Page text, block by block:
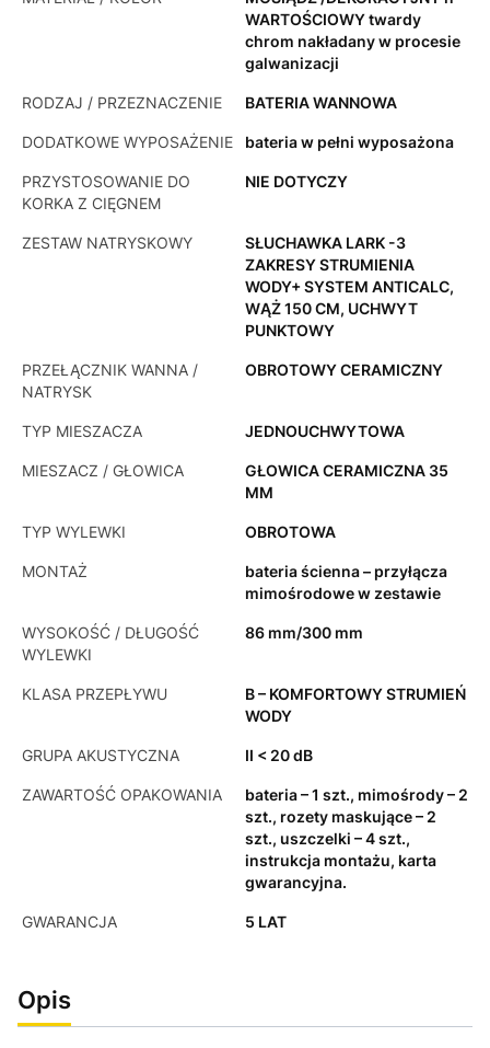
WARTOŚCIOWY twardy
chrom nakładany w procesie
galwanizacji
RODZAJ / PRZEZNACZENIE BATERIA WANNOWA
DODATKOWE WYPOSAŻENIE bateria w pełni wyposażona
PRZYSTOSOWANIE DO
KORKA Z CIĘGNEM
NIE DOTYCZY
ZESTAW NATRYSKOWY
SŁUCHAWKA LARK -3
ZAKRESY STRUMIENIA
WODY+ SYSTEM ANTICALC,
WĄŻ 150 CM, UCHWYT
PUNKTOWY
PRZEŁĄCZNIK WANNA /
NATRYSK
OBROTOWY CERAMICZNY
TYP MIESZACZA JEDNOUCHWYTOWA
MIESZACZ / GŁOWICA
GŁOWICA CERAMICZNA 35
MM
TYP WYLEWKI OBROTOWA
MONTAŻ
bateria ścienna – przyłącza
mimośrodowe w zestawie
WYSOKOŚĆ / DŁUGOŚĆ
WYLEWKI
86 mm/300 mm
KLASA PRZEPŁYWU
B – KOMFORTOWY STRUMIEŃ
WODY
GRUPA AKUSTYCZNA II < 20 dB
ZAWARTOŚĆ OPAKOWANIA
bateria – 1 szt., mimośrody – 2
szt., rozety maskujące – 2
szt., uszczelki – 4 szt.,
instrukcja montażu, karta
gwarancyjna.
GWARANCJA 5 LAT
Opis